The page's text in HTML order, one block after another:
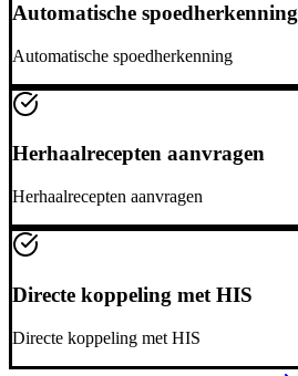
Automatische spoedherkenning
Automatische spoedherkenning
Herhaalrecepten aanvragen
Herhaalrecepten aanvragen
Directe koppeling met HIS
Directe koppeling met HIS